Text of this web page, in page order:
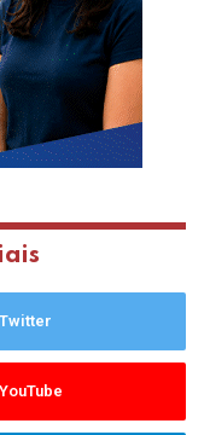
Twitter
YouTube